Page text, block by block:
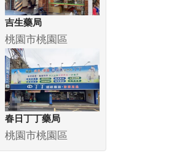
吉生藥局
桃園市桃園區
春日丁丁藥局
桃園市桃園區